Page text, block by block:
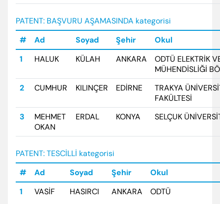
PATENT: BAŞVURU AŞAMASINDA kategorisi
#
Ad Soyad Şehir
Okul
1
HALUK KÜLAH ANKARA
ODTÜ ELEKTRİK
MÜHENDİSLİĞİ
2
CUMHUR KILINÇER EDİRNE
TRAKYA
FAKÜLTESİ
3
MEHMET
OKAN
ERDAL KONYA SELÇUK
PATENT: TESCİLLİ kategorisi
#
Ad Soyad Şehir
Okul
1
VASİF HASIRCI ANKARA ODTÜ